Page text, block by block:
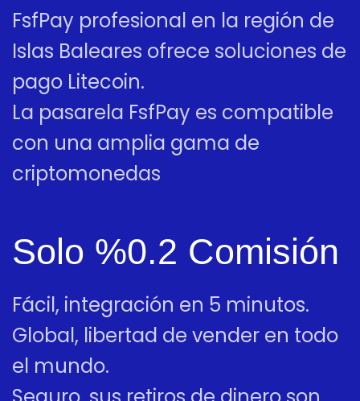
FsfPay profesional en la región de
Islas Baleares ofrece soluciones de
pago Litecoin.
La pasarela FsfPay es compatible
con una amplia gama de
criptomonedas
Solo %0.2 Comisión
Fácil, integración en 5 minutos.
Global, libertad de vender en todo
el mundo.